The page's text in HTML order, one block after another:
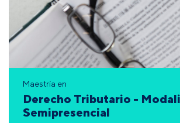
Maestría en
Derecho Tributario -
Semipresencial